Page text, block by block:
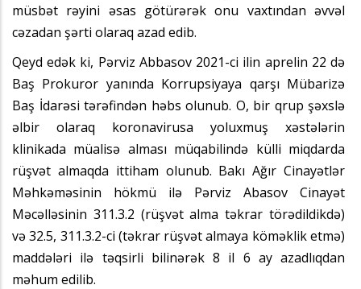
müsbət rəyini əsas götürərək onu vaxtından əvvəl
cəzadan şərti olaraq azad edib.
Qeyd edək ki, Pərviz Abbasov 2021-ci ilin aprelin 22 də
Baş Prokuror yanında Korrupsiyaya qarşı Mübarizə
Baş İdarəsi tərəfindən həbs olunub. O, bir qrup şəxslə
əlbir olaraq koronavirusa yoluxmuş xəstələrin
klinikada müalisə alması müqabilində külli miqdarda
rüşvət almaqda ittiham olunub. Bakı Ağır Cinayətlər
Məhkəməsinin hökmü ilə Pərviz Abasov Cinayət
Məcəlləsinin 311.3.2 (rüşvət alma təkrar törədildikdə)
və 32.5, 311.3.2-ci (təkrar rüşvət almaya köməklik etmə)
maddələri ilə təqsirli bilinərək 8 il 6 ay azadlıqdan
məhum edilib.